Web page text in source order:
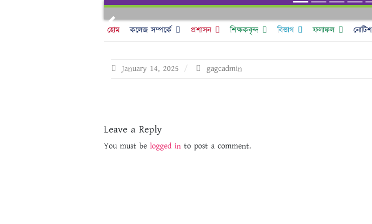
Previous
হোম কলেজ সম্পর্কে প্রশাসন শিক্ষকবৃন্দ বিভাগ ফলাফল নোটিশ
January 14, 2025 gagcadmin
Leave a Reply
You must belogged in to post a comment.